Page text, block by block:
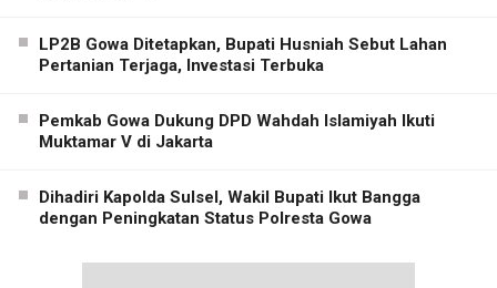
LP2B Gowa Ditetapkan, Bupati Husniah Sebut Lahan
Pertanian Terjaga, Investasi Terbuka
Pemkab Gowa Dukung DPD Wahdah Islamiyah Ikuti
Muktamar V di Jakarta
Dihadiri Kapolda Sulsel, Wakil Bupati Ikut Bangga
dengan Peningkatan Status Polresta Gowa